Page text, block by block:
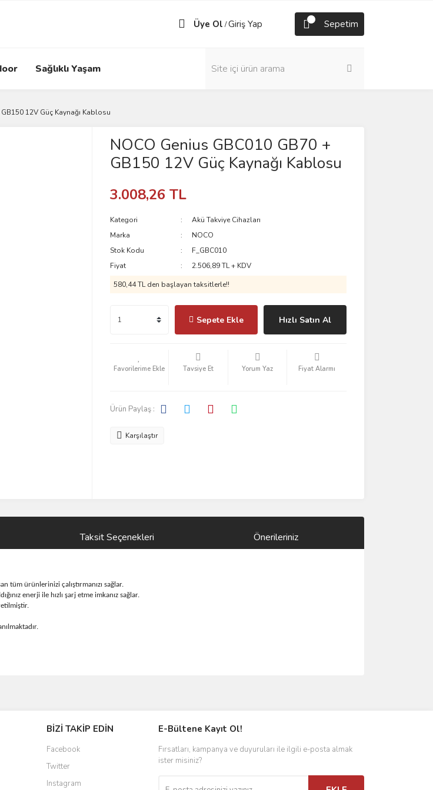
Üye Ol /Giriş Yap Sepetim
Sağlıklı Yaşam
12V Güç Kaynağı Kablosu
NOCO Genius GBC010 GB70 +
GB150 12V Güç Kaynağı Kablosu
3.008,26 TL
Kategori
Akü Takviye Cihazları
Marka
NOCO
Stok Kodu
F_GBC010
Fiyat
2.506,89 TL + KDV
580,44 TL den başlayan taksitlerle!!
Sepete Ekle Hızlı Satın Al
Tavsiye Et Yorum Yaz Fiyat Alarmı
Ürün Paylaş :
Karşılaştır
Taksit Seçenekleri Önerileriniz
tüm ürünlerinizi çalıştırmanızı sağlar.
enerji ile hızlı şarj etme imkanız sağlar.
BİZİ TAKİP EDİN
Facebook
Twitter
Instagram
E-Bültene Kayıt Ol!
Fırsatları, kampanya ve duyuruları ile ilgili e-posta almak
ister misiniz?